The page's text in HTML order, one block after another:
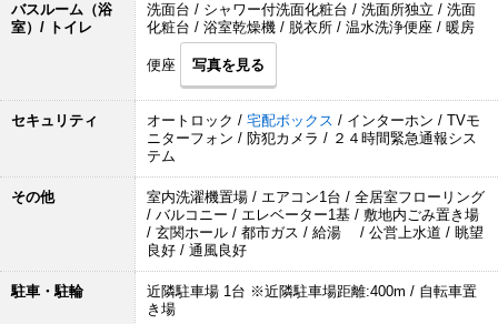
バスルーム（浴
室）/ トイレ
洗面台 / シャワー付洗面化粧台 / 洗面所独立 / 洗面
化粧台 / 浴室乾燥機 / 脱衣所 / 温水洗浄便座 / 暖房
便座 写真を見る
セキュリティ オートロック / 宅配ボックス / インターホン / TVモ
ニターフォン / 防犯カメラ / ２４時間緊急通報シス
テム
その他
室内洗濯機置場 / エアコン1台 / 全居室フローリング
/ バルコニー / エレベーター1基 / 敷地内ごみ置き場
/ 玄関ホール / 都市ガス / 給湯 / 公営上水道 / 眺望
良好 / 通風良好
駐車・駐輪
近隣駐車場 1台 ※近隣駐車場距離:400m / 自転車置
き場